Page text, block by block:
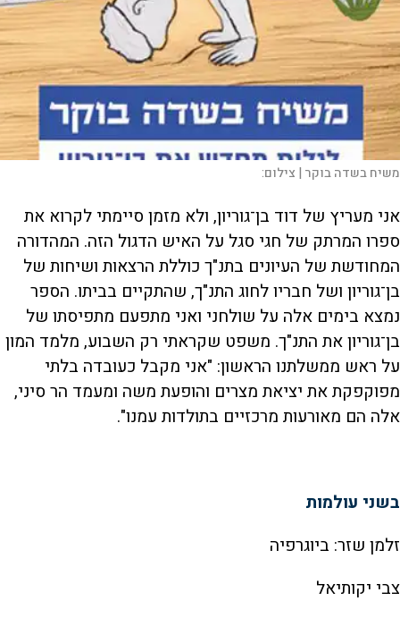
משיח בשדה בוקר | צילום:
אני מעריץ של דוד בן־גוריון, ולא מזמן סיימתי לקרוא את
ספרו המרתק של חגי סגל על האיש הדגול הזה. המהדורה
המחודשת של העיונים בתנ"ך כוללת הרצאות ושיחות של
בן־גוריון ושל חבריו לחוג התנ"ך, שהתקיים בביתו. הספר
נמצא בימים אלה על שולחני ואני מתפעם מתפיסתו של
בן־גוריון את התנ"ך. משפט שקראתי רק השבוע, מלמד המון
על ראש ממשלתנו הראשון: "אני מקבל כעובדה בלתי
מפוקפקת את יציאת מצרים והופעת משה ומעמד הר סיני,
אלה הם מאורעות מרכזיים בתולדות עמנו".
בשני עולמות
זלמן שזר: ביוגרפיה
צבי יקותיאל